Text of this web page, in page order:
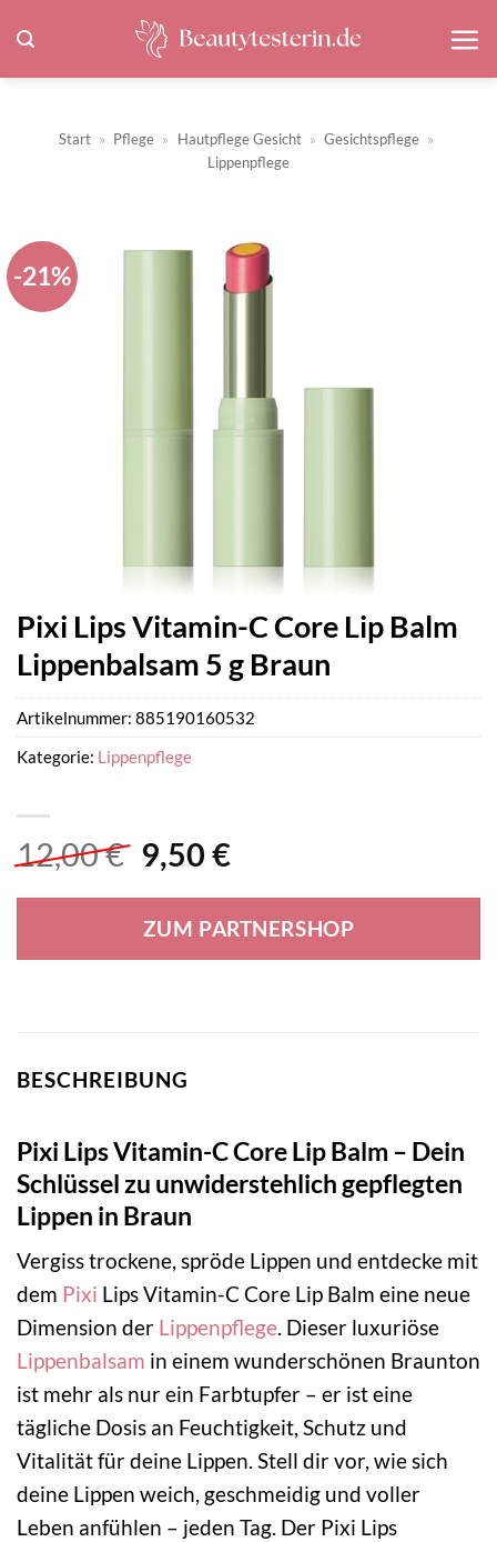
Inhalt
springen
Start » Pflege » Hautpflege Gesicht » Gesichtspflege »
Lippenpflege
-21%
Pixi Lips Vitamin-C Core Lip Balm
Lippenbalsam 5 g Braun
12,00€ Ursprünglicher
war:
12,00 €
9,50 €Aktueller
ist:
9,50 €.
ZUM PARTNERSHOP
Artikelnummer: 885190160532
Kategorie: Lippenpflege
BESCHREIBUNG
Pixi Lips Vitamin-C Core Lip Balm – Dein
Schlüssel zu unwiderstehlich gepflegten
Lippen in Braun
Vergiss trockene, spröde Lippen und entdecke mit
dem Pixi Lips Vitamin-C Core Lip Balm eine neue
Dimension der Lippenpflege. Dieser luxuriöse
Lippenbalsam in einem wunderschönen Braunton
ist mehr als nur ein Farbtupfer – er ist eine
tägliche Dosis an Feuchtigkeit, Schutz und
Vitalität für deine Lippen. Stell dir vor, wie sich
deine Lippen weich, geschmeidig und voller
Leben anfühlen – jeden Tag. Der Pixi Lips